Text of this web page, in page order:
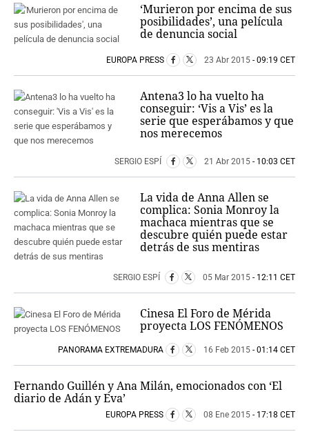
‘Murieron por encima de sus
posibilidades’, una película
de denuncia social
EUROPA PRESS 23 Abr 2015 - 09:19 CET
Antena3 lo ha vuelto ha
conseguir: ‘Vis a Vis’ es la
serie que esperábamos y que
nos merecemos
SERGIO ESPÍ 21 Abr 2015 - 10:03 CET
La vida de Anna Allen se
complica: Sonia Monroy la
machaca mientras que se
descubre quién puede estar
detrás de sus mentiras
SERGIO ESPÍ 05 Mar 2015 - 12:11 CET
Cinesa El Foro de Mérida
proyecta LOS FENÓMENOS
PANORAMA EXTREMADURA 16 Feb 2015 - 01:14 CET
Fernando Guillén y Ana Milán, emocionados con ‘El
diario de Adán y Eva’
EUROPA PRESS 08 Ene 2015 - 17:18 CET